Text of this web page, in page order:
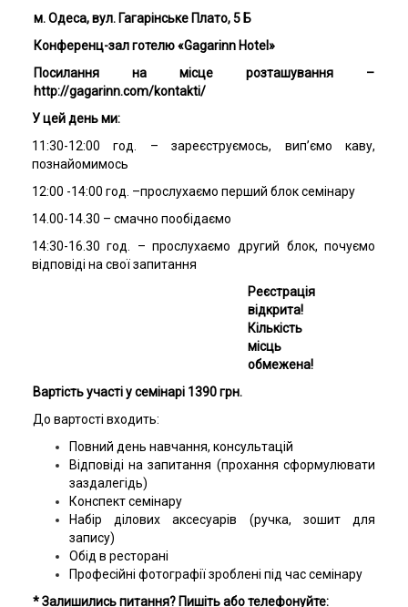
м. Одеса, вул. Гагарінське Плато, 5 Б
Конференц-зал готелю «Gagarinn Hotel»
Посилання на місце розташування –
http://gagarinn.com/kontakti/
У цей день ми:
11:30-12:00 год. – зареєструємось, вип’ємо каву,
познайомимось
12:00 -14:00 год. –прослухаємо перший блок семінару
14.00-14.30 – смачно пообідаємо
14:30-16.30 год. – прослухаємо другий блок, почуємо
відповіді на свої запитання
Реєстрація
відкрита!
Кількість
місць
обмежена!
Вартість участі у семінарі 1390 грн.
До вартості входить:
Повний день навчання, консультацій
Відповіді на запитання (прохання сформулювати
заздалегідь)
Конспект семінару
Набір ділових аксесуарів (ручка, зошит для
запису)
Обід в ресторані
Професійні фотографії зроблені під час семінару
* Залишились питання? Пишіть або телефонуйте: